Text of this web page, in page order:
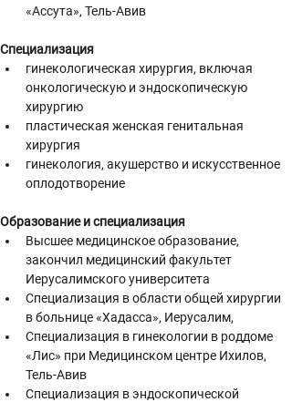
«Ассута», Тель-Авив
Специализация
гинекологическая хирургия, включая
онкологическую и эндоскопическую
хирургию
пластическая женская генитальная
хирургия
гинекология, акушерство и искусственное
оплодотворение
Образование и специализация
Высшее медицинское образование,
закончил медицинский факультет
Иерусалимского университета
Специализация в области общей хирургии
в больнице «Хадасса», Иерусалим,
Специализация в гинекологии в роддоме
«Лис» при Медицинском центре Ихилов,
Тель-Авив
Специализация в эндоскопической